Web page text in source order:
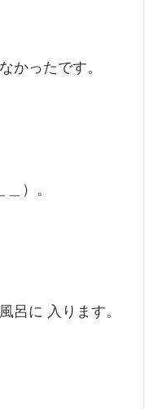
ったです。
）。
に 入ります。